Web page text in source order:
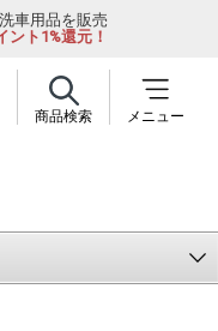
車用品を販売
ント1%還元！
商品検索 メニュー